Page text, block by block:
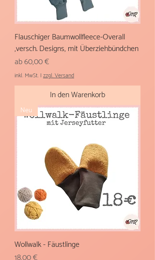
Flauschiger Baumwollfleece-Overall
,versch. Designs, mit Überziehbündchen
ab60,00 €
Sale-Preis
inkl. MwSt. | zzgl. Versand
In den Warenkorb
Neu
Wollwalk - Fäustlinge